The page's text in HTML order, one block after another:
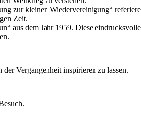
zur kleinen Wiedervereinigung“
Zeit.
aus dem Jahr 1959. Diese
Vergangenheit inspirieren zu lassen.